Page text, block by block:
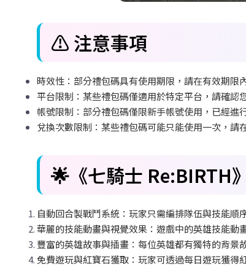
⚠️ 注意事項
時效性：部分禮包碼具有使用期限，請在有效期限
平台限制：某些禮包碼僅適用於特定平台，請確認
帳號限制：部分禮包碼僅限新手帳號使用，已經進
兌換次數限制：某些禮包碼可能只能使用一次，請
🌟《七騎士 Re:BIRTH
自動回合製戰鬥系統：玩家只需編排隊伍與技能順
華麗的技能動畫與視覺效果：遊戲中的英雄技能動
豐富的英雄故事與插畫：每位英雄都有獨特的背景
免費遊玩與紅寶石獲取：玩家可透過每日遊玩獲得